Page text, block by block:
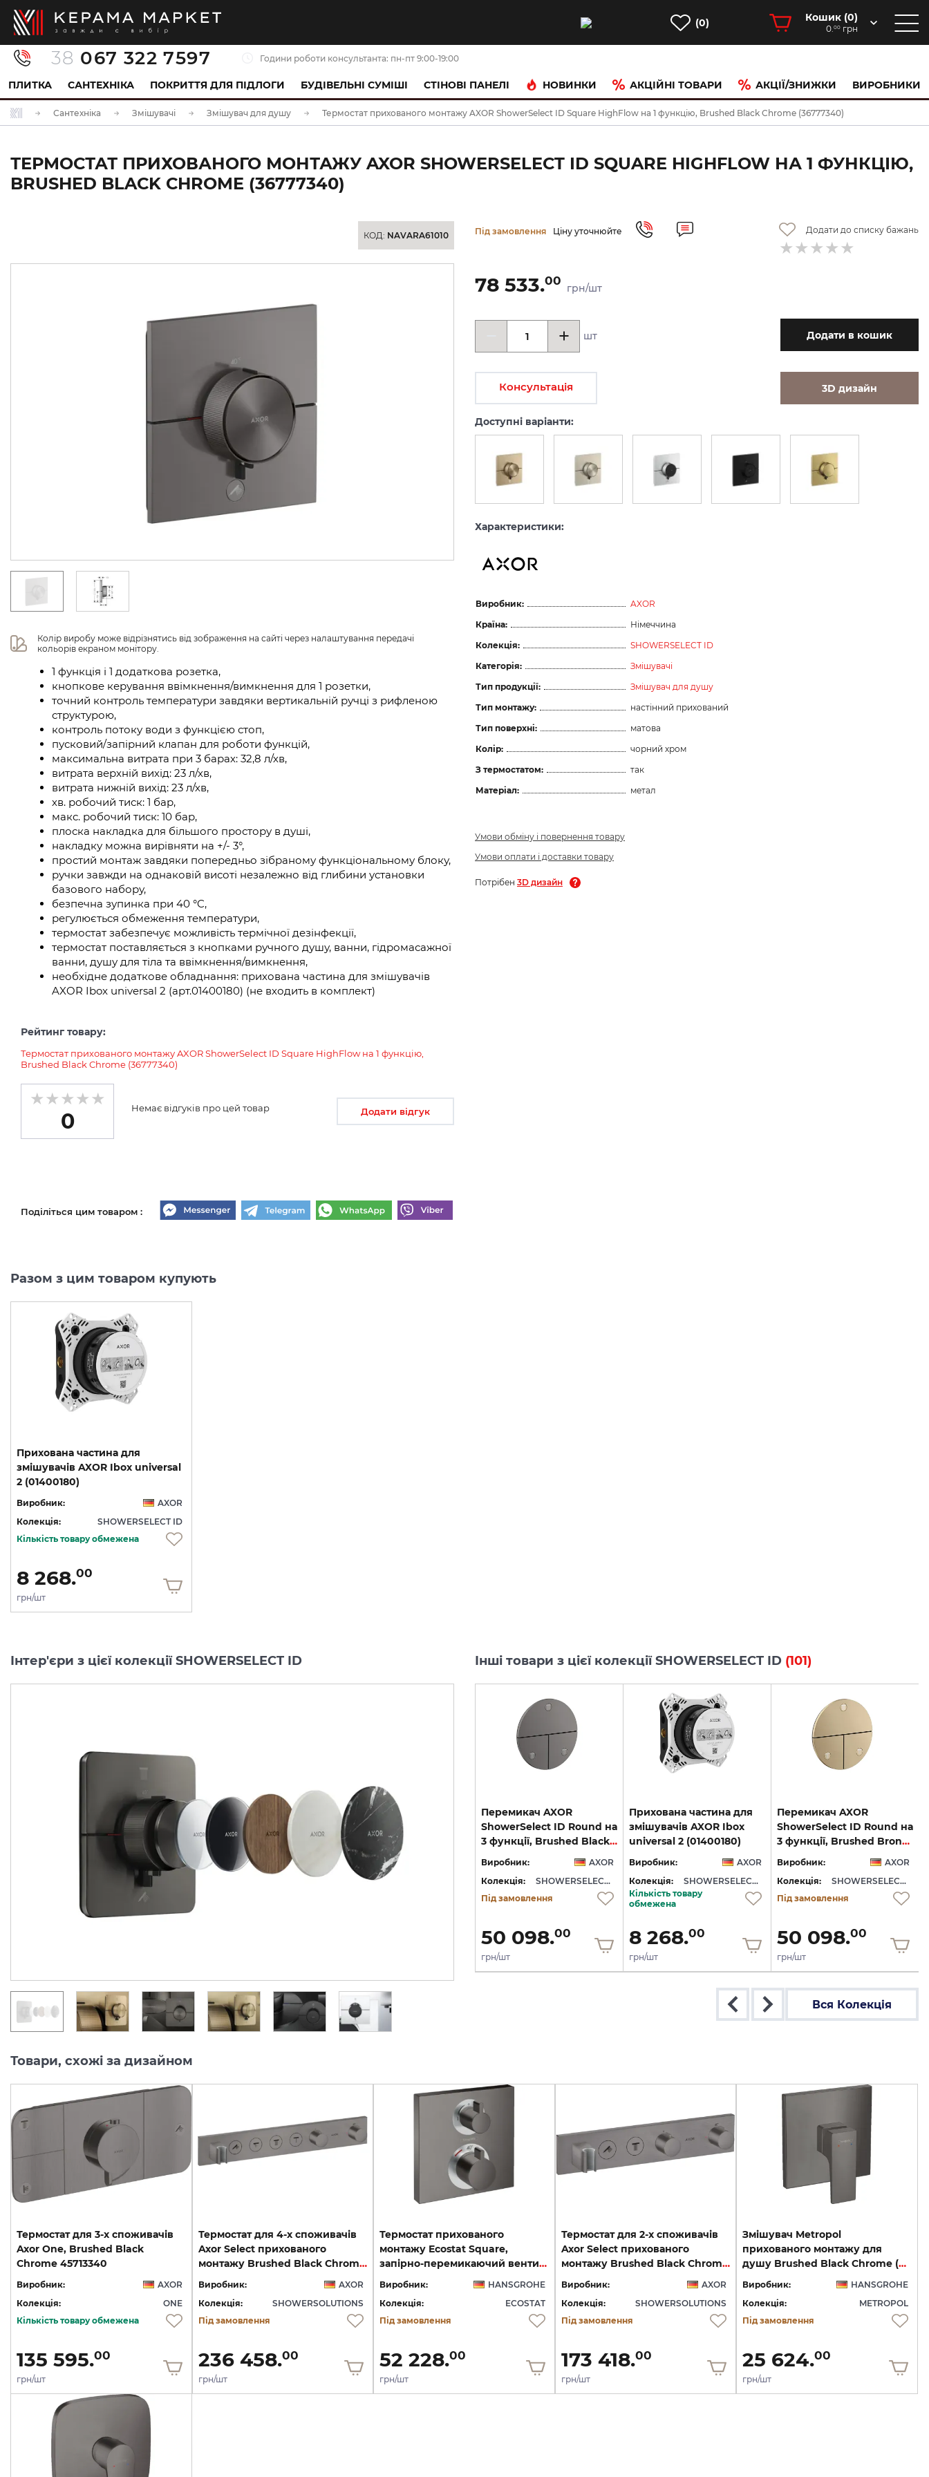
(0) Кошик (0)
0.00 грн
38 067 322 7597 Години роботи консультанта: пн-пт 9:00-19:00
ПЛИТКА САНТЕХНІКА ПОКРИТТЯ ДЛЯ ПІДЛОГИ БУДІВЕЛЬНІ СУМІШІ CТІНОВІ ПАНЕЛІ НОВИНКИ АКЦІЙНІ ТОВАРИ АКЦІЇ/ЗНИЖКИ ВИРОБНИКИ
Сантехніка Змішувачі Змішувач для душу Термостат прихованого монтажу AXOR ShowerSelect ID Square HighFlow на 1 функцію, Brushed Black Chrome (36777340)
ТЕРМОСТАТ ПРИХОВАНОГО МОНТАЖУ AXOR SHOWERSELECT ID SQUARE HIGHFLOW НА 1 ФУНКЦІЮ,
BRUSHED BLACK CHROME (36777340)
КОД: NAVARA61010
Колір виробу може відрізнятись від зображення на сайті через налаштування передачі
кольорів екраном монітору.
1 функція і 1 додаткова розетка,
кнопкове керування ввімкнення/вимкнення для 1 розетки,
точний контроль температури завдяки вертикальній ручці з рифленою
структурою,
контроль потоку води з функцією стоп,
пусковий/запірний клапан для роботи функцій,
максимальна витрата при 3 барах: 32,8 л/хв,
витрата верхній вихід: 23 л/хв,
витрата нижній вихід: 23 л/хв,
хв. робочий тиск: 1 бар,
макс. робочий тиск: 10 бар,
плоска накладка для більшого простору в душі,
накладку можна вирівняти на +/- 3°,
простий монтаж завдяки попередньо зібраному функціональному блоку,
ручки завжди на однаковій висоті незалежно від глибини установки
базового набору,
безпечна зупинка при 40 °C,
регулюється обмеження температури,
термостат забезпечує можливість термічної дезінфекції,
термостат поставляється з кнопками ручного душу, ванни, гідромасажної
ванни, душу для тіла та ввімкнення/вимкнення,
необхідне додаткове обладнання: прихована частина для змішувачів
AXOR Ibox universal 2 (арт.01400180) (не входить в комплект)
Під замовлення Ціну уточнюйте Додати до списку бажань
78 533.00
грн/шт
шт Додати в кошик
Консультація 3D дизайн
Доступні варіанти:
Характеристики:
Виробник:
AXOR
Країна:
Німеччина
Колекція:
SHOWERSELECT ID
Категорія:
Змішувачі
Тип продукції:
Змішувач для душу
Тип монтажу:
настінний прихований
Тип поверхні:
матова
Колір:
чорний хром
З термостатом:
так
Матеріал:
метал
Умови обміну і повернення товару
Умови оплати і доставки товару
Потрібен 3D дизайн
Рейтинг товару:
Термостат прихованого монтажу AXOR ShowerSelect ID Square HighFlow на 1 функцію,
Brushed Black Chrome (36777340)
0
Немає відгуків про цей товар Додати відгук
Поділіться цим товаром :
Разом з цим товаром купують
Прихована частина для
змішувачів AXOR Ibox universal
2 (01400180)
Виробник:
AXOR
Колекція:
SHOWERSELECT ID
Кількість товару обмежена
8 268.00
грн/шт
Інтер'єри з цієї колекції SHOWERSELECT ID Інші товари з цієї колекції SHOWERSELECT ID (101)
Перемикач AXOR
ShowerSelect ID
AXOR
Перемикач AXOR
ShowerSelect ID
Виробник:
AXOR
Перемикач AXOR
ShowerSelect ID Square
Виробник:
Колекція:
Перемикач AXOR
ShowerSelect ID Round на
3 функції, Brushed Black Chrome (36779340)
Виробник:
AXOR
Колекція:
SHOWERSELECT ID
Під замовлення
50 098.00
грн/шт
Прихована частина для
змішувачів AXOR Ibox
universal 2 (01400180)
Виробник:
AXOR
Колекція:
SHOWERSELECT ID
Кількість товару
обмежена
8 268.00
грн/шт
Перемикач AXOR
ShowerSelect ID Round на
3 функції, Brushed Bronze (36779140)
Виробник:
AXOR
Колекція:
SHOWERSELECT ID
Під замовлення
50 098.00
грн/шт
Вся Колекція
Товари, схожі за дизайном
Термостат для 3-х споживачів
Axor One, Brushed Black
Chrome 45713340
Виробник:
AXOR
Колекція:
ONE
Кількість товару обмежена
135 595.00
грн/шт
Термостат для 4-х споживачів
Axor Select прихованого
монтажу Brushed Black Chrome 18357340
Виробник:
AXOR
Колекція:
SHOWERSOLUTIONS
Під замовлення
236 458.00
грн/шт
Термостат прихованого
монтажу Ecostat Square,
запірно-перемикаючий вентиль, 2-ох режимний, Brushed Black Chrome (15714340)
Виробник:
HANSGROHE
Колекція:
ECOSTAT
Під замовлення
52 228.00
грн/шт
Термостат для 2-х споживачів
Axor Select прихованого
монтажу Brushed Black Chrome 18355340
Виробник:
AXOR
Колекція:
SHOWERSOLUTIONS
Під замовлення
173 418.00
грн/шт
Змішувач Metropol
прихованого монтажу для
душу Brushed Black Chrome (32565340)
Виробник:
HANSGROHE
Колекція:
METROPOL
Під замовлення
25 624.00
грн/шт